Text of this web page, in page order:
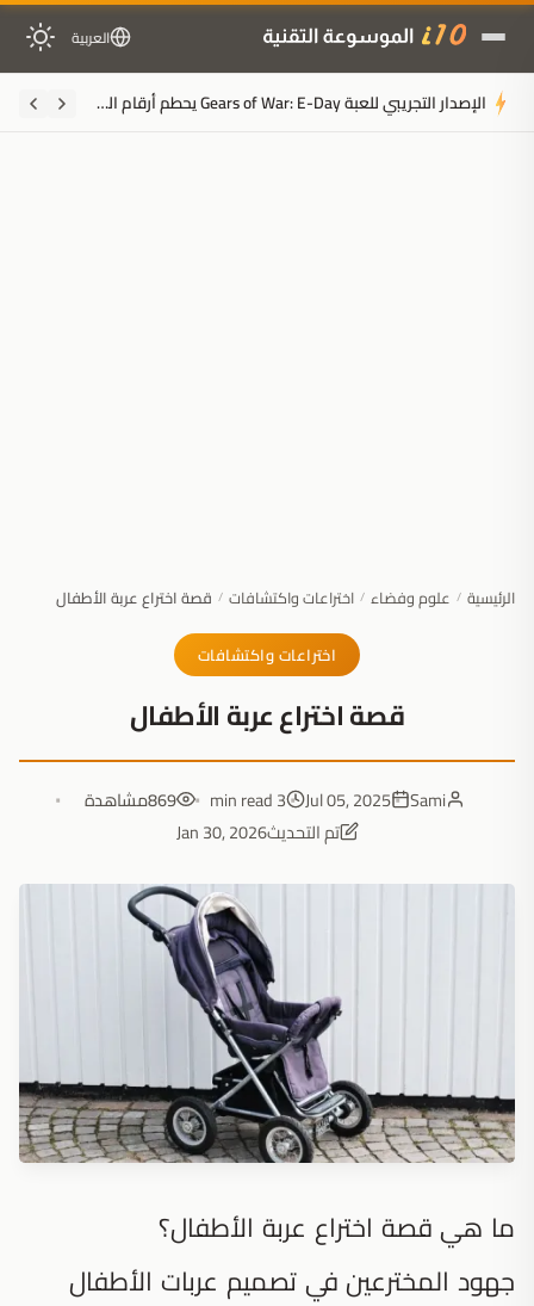
العربية
ملخَّص المقال الإصدار التجريبي للعبة Gears of War: E-Day يحطم أرقام السلسلة على Steam قبل إتاحته مجاناً
الرئيسية / علوم وفضاء / اختراعات واكتشافات / قصة اختراع عربة الأطفال
اختراعات واكتشافات
قصة اختراع عربة الأطفال
Sami
Jul 05, 2025
3 min read
869مشاهدة
تم التحديثJan 30, 2026
ما هي قصة اختراع عربة الأطفال؟
جهود المخترعين في تصميم عربات الأطفال